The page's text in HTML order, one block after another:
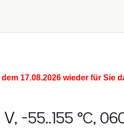
17.08.2026 wieder für Sie
-55..155 °C,